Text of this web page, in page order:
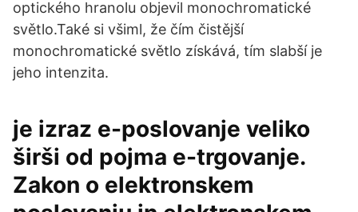
optického hranolu objevil monochromatické
světlo.Také si všiml, že čím čistější
monochromatické světlo získává, tím slabší je
jeho intenzita.
je izraz e-poslovanje veliko
širši od pojma e-trgovanje.
Zakon o elektronskem